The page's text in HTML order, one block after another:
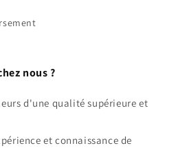
nous ?
d'une qualité supérieure et
et connaissance de